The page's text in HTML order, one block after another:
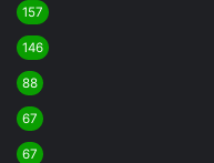
157
146
88
67
67